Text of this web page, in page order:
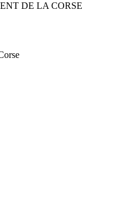
DE LA CORSE